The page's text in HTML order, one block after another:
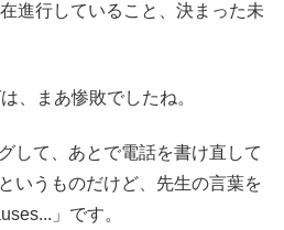
進行していること、決まった未
、まあ惨敗でしたね。
して、あとで電話を書け直して
いうものだけど、先生の言葉を
」です。